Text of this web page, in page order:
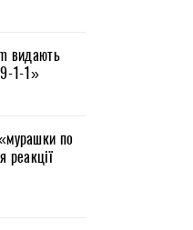
видають
1-1»
по
реакції